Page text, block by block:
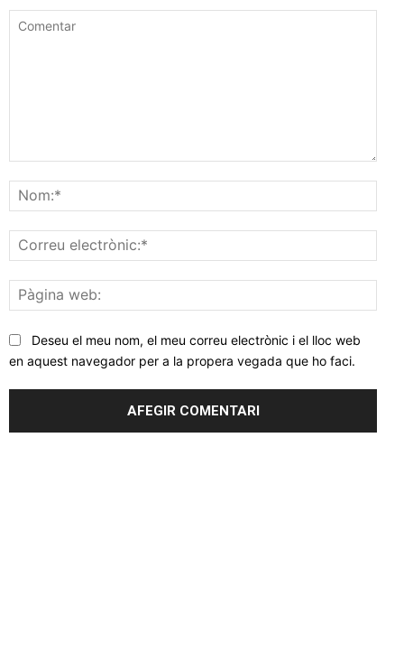
web:
Deseu el meu nom, el meu correu electrònic i el lloc web
en aquest navegador per a la propera vegada que ho faci.